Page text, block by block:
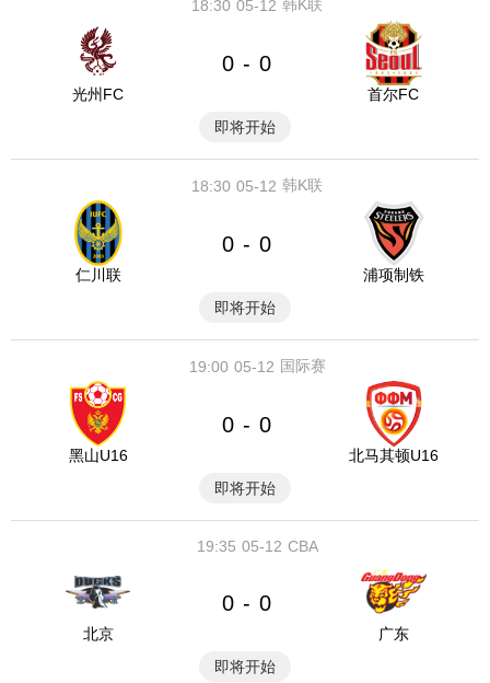
05-12
18:30 韩K联
光州FC
0 - 0
首尔FC
即将开始
05-12
18:30 韩K联
仁川联
0 - 0
浦项制铁
即将开始
05-12
19:00 国际赛
黑山U16
0 - 0
北马其顿U16
即将开始
05-12
19:35 CBA
北京
0 - 0
广东
即将开始